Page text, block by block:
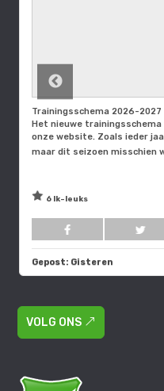
Trainingsschema 2026-2027
Het nieuwe
onze website. Zoals ieder
maar dit seizoen misschien
6 Ik-leuks
Gepost: Gisteren
VOLG ONS